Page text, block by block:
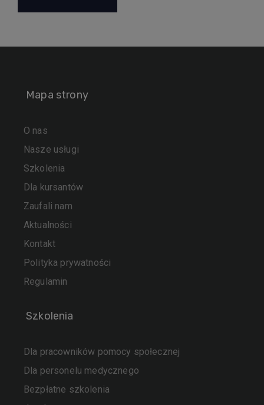
Mapa strony
O nas
Nasze usługi
Szkolenia
Dla kursantów
Zaufali nam
Aktualności
Kontakt
Polityka prywatności
Regulamin
Szkolenia
Dla pracowników pomocy społecznej
Dla personelu medycznego
Bezpłatne szkolenia